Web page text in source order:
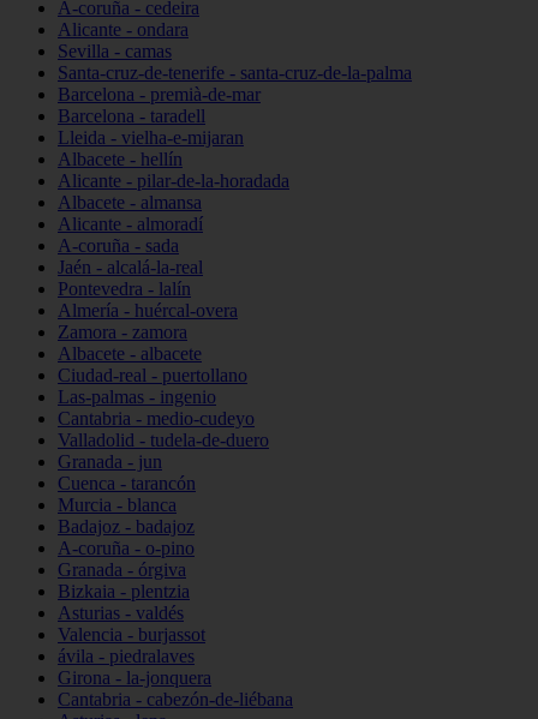
A-coruña - cedeira
Alicante - ondara
Sevilla - camas
Santa-cruz-de-tenerife - santa-cruz-de-la-palma
Barcelona - premià-de-mar
Barcelona - taradell
Lleida - vielha-e-mijaran
Albacete - hellín
Alicante - pilar-de-la-horadada
Albacete - almansa
Alicante - almoradí
A-coruña - sada
Jaén - alcalá-la-real
Pontevedra - lalín
Almería - huércal-overa
Zamora - zamora
Albacete - albacete
Ciudad-real - puertollano
Las-palmas - ingenio
Cantabria - medio-cudeyo
Valladolid - tudela-de-duero
Granada - jun
Cuenca - tarancón
Murcia - blanca
Badajoz - badajoz
A-coruña - o-pino
Granada - órgiva
Bizkaia - plentzia
Asturias - valdés
Valencia - burjassot
ávila - piedralaves
Girona - la-jonquera
Cantabria - cabezón-de-liébana